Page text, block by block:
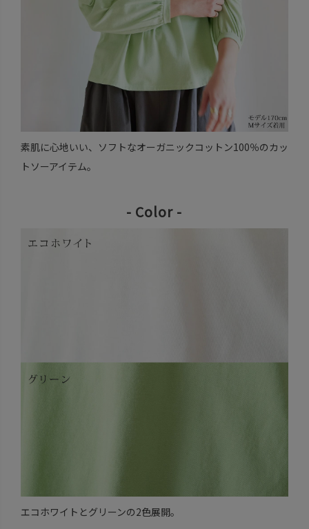
素肌に心地いい、ソフトなオーガニックコットン100％のカッ
トソーアイテム。
- Color -
エコホワイトとグリーンの2色展開。